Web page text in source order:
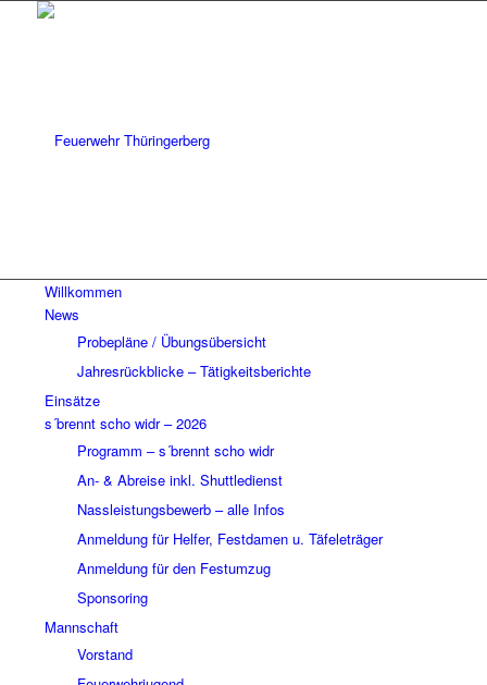
Willkommen
News
Probepläne / Übungsübersicht
Jahresrückblicke – Tätigkeitsberichte
Einsätze
s´brennt scho widr – 2026
Programm – s´brennt scho widr
An- & Abreise inkl. Shuttledienst
Nassleistungsbewerb – alle Infos
Anmeldung für Helfer, Festdamen u. Täfeleträger
Anmeldung für den Festumzug
Sponsoring
Mannschaft
Vorstand